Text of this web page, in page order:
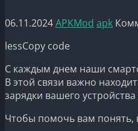
06.11.2024APKMod apk
lessCopy code
С каждым днем наши
В этой связи важно
зарядки вашего
Чтобы помочь вам понять,